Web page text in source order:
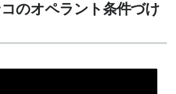
のオペラント条件づけ